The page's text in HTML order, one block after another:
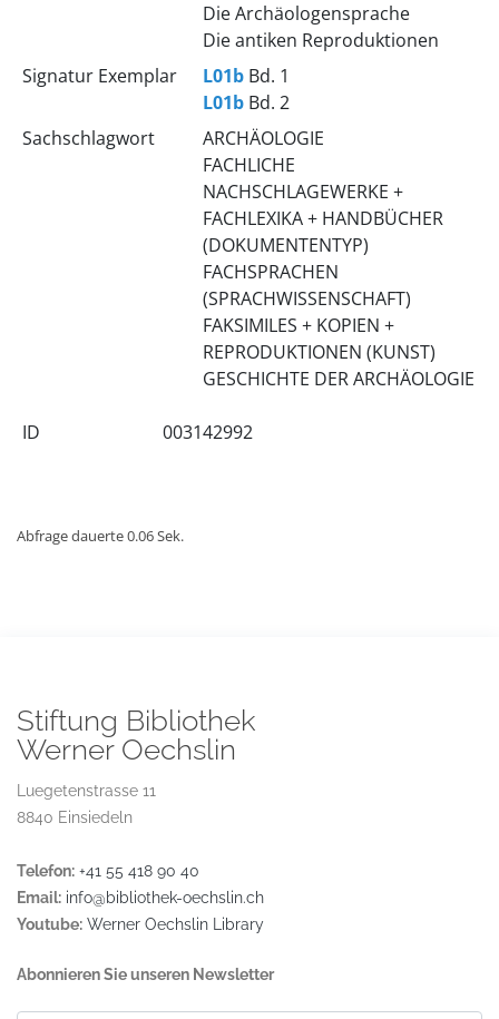
Die Archäologensprache
Die antiken Reproduktionen
Signatur Exemplar
L01bBd. 1
L01bBd. 2
Sachschlagwort
ARCHÄOLOGIE
FACHLICHE
NACHSCHLAGEWERKE +
FACHLEXIKA + HANDBÜCHER
(DOKUMENTENTYP)
FACHSPRACHEN
(SPRACHWISSENSCHAFT)
FAKSIMILES + KOPIEN +
REPRODUKTIONEN (KUNST)
GESCHICHTE DER ARCHÄOLOGIE
ID 003142992
Abfrage dauerte 0.06 Sek.
Stiftung Bibliothek
Werner Oechslin
Luegetenstrasse 11
8840 Einsiedeln
Telefon: +41 55 418 90 40
Email: info@bibliothek-oechslin.ch
Youtube: Werner Oechslin Library
Abonnieren Sie unseren Newsletter